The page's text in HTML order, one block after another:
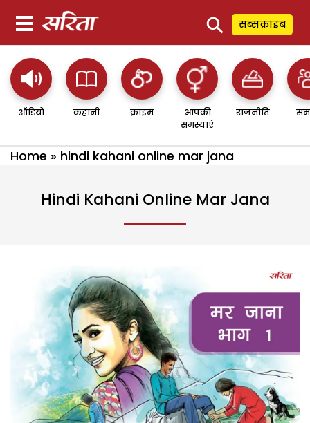
⚲ सब्सक्राइब
ऑडियो कहानी क्राइम
आपकी
समस्याएं
राजनीति
Home » hindi kahani online mar jana
Hindi Kahani Online Mar Jana